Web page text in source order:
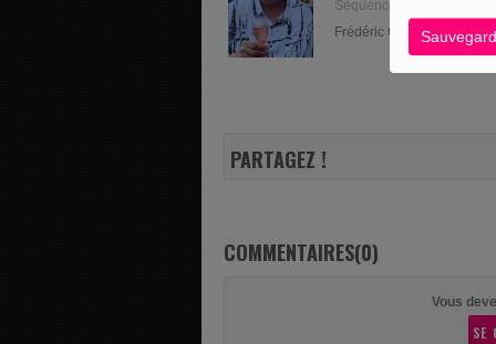
Séquence "Jardinage" de
Frédéric Gabriel est un
PARTAGEZ !
COMMENTAIRES(0)
Vous
SE